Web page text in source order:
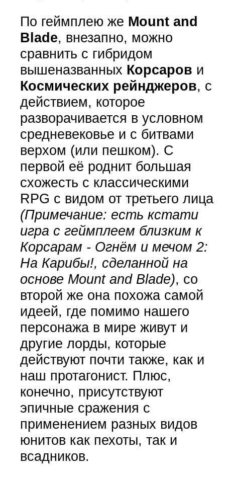
По геймплею же Mount and
Blade, внезапно, можно
сравнить с гибридом
вышеназванных Корсаров и
Космических рейнджеров, с
действием, которое
разворачивается в условном
средневековье и с битвами
верхом (или пешком). С
первой её роднит большая
схожесть с классическими
RPG с видом от третьего лица
(Примечание: есть кстати
игра с геймплеем близким к
Корсарам - Огнём и мечом 2:
На Карибы!, сделанной на
основе Mount and Blade), со
второй же она похожа самой
идеей, где помимо нашего
персонажа в мире живут и
другие лорды, которые
действуют почти также, как и
наш протагонист. Плюс,
конечно, присутствуют
эпичные сражения с
применением разных видов
юнитов как пехоты, так и
всадников.